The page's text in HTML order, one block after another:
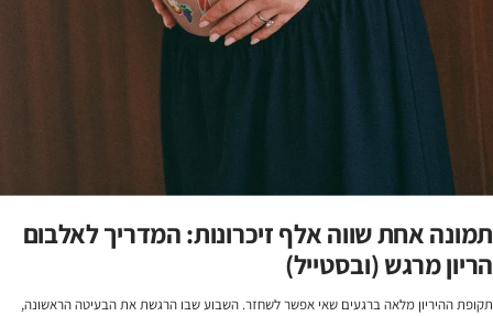
תמונה אחת שווה אלף זיכרונות: המדריך לאלבום
הריון מרגש (ובסטייל)
תקופת ההיריון מלאה ברגעים שאי אפשר לשחזר. השבוע שבו הרגשת את הבעיטה הראשונה,